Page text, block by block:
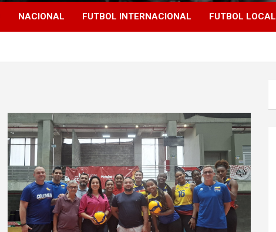
NACIONAL FUTBOL INTERNACIONAL FUTBOL LOCAL